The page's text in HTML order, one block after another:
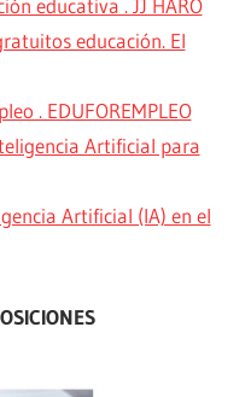
educativa . JJ HARO
educación. El
. EDUFOREMPLEO
Artificial para
Artificial (IA) en el